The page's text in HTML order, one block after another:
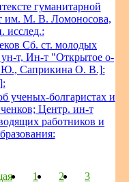
гуманитарной
им. М. В. Ломоносова,
исслед.:
Сб. ст. молодых
т, Ин-т "Открытое о-
Ю., Саприкина О. В.]:
ученых-болгаристах и
Центр. ин-т
работников и
1 2 3